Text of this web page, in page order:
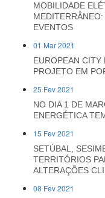
MOBILIDADE
EVENTOS
01 Mar 2021
EUROPEAN CITY
PROJETO EM
25 Fev 2021
NO DIA 1 DE
ENERGÉTICA
15 Fev 2021
SETÚBAL,
TERRITÓRIOS
ALTERAÇÕES
08 Fev 2021